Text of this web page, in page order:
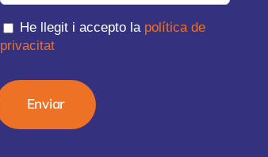
He llegit i accepto la política de
privacitat